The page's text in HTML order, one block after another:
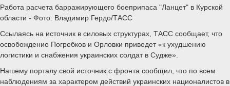
Работа расчета барражирующего боеприпаса "Ланцет" в Курской
области - Фото: Владимир Гердо/ТАСС
Ссылаясь на источник в силовых структурах, ТАСС сообщает, что
освобождение Погребков и Орловки приведет «к ухудшению
логистики и снабжения украинских солдат в Судже».
Нашему порталу свой источник с фронта сообщил, что по всем
наблюдениям за характером действий украинских националистов в